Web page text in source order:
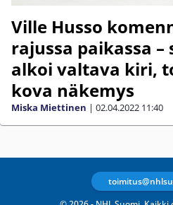
Ville Husso
rajussa paikassa –
alkoi valtava kiri,
kova näkemys
Miska Miettinen | 02.04.2022 11:40